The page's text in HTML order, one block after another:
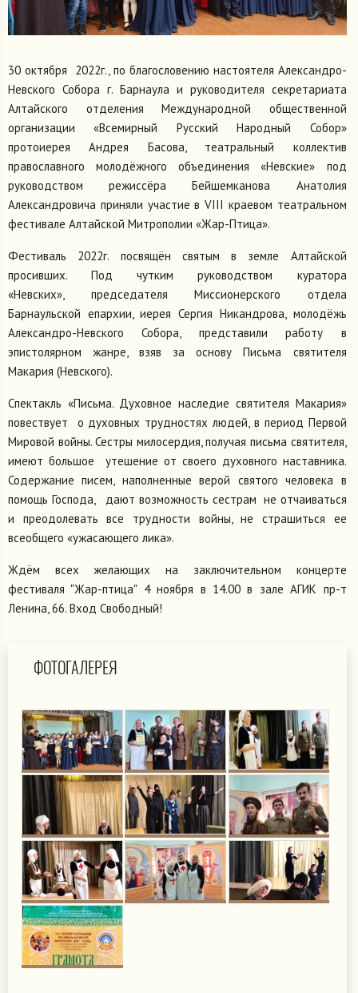
30 октября 2022г., по благословению настоятеля Александро-
Невского Собора г. Барнаула и руководителя секретариата
Алтайского отделения Международной общественной
организации «Всемирный Русский Народный Собор»
протоиерея Андрея Басова, театральный коллектив
православного молодёжного объединения «Невские» под
руководством режиссёра Бейшемканова Анатолия
Александровича приняли участие в VIII краевом театральном
фестивале Алтайской Митрополии «Жар-Птица».
Фестиваль 2022г. посвящён святым в земле Алтайской
просивших. Под чутким руководством куратора
«Невских», председателя Миссионерского отдела
Барнаульской епархии, иерея Сергия Никандрова, молодёжь
Александро-Невского Собора, представили работу в
эпистолярном жанре, взяв за основу Письма святителя
Макария (Невского).
Спектакль «Письма. Духовное наследие святителя Макария»
повествует о духовных трудностях людей, в период Первой
Мировой войны. Сестры милосердия, получая письма святителя,
имеют большое утешение от своего духовного наставника.
Содержание писем, наполненные верой святого человека в
помощь Господа, дают возможность сестрам не отчаиваться
и преодолевать все трудности войны, не страшиться ее
всеобщего «ужасающего лика».
Ждём всех желающих на заключительном концерте
фестиваля "Жар-птица" 4 ноября в 14.00 в зале АГИК пр-т
Ленина, 66. Вход Свободный!
ФОТОГАЛЕРЕЯ